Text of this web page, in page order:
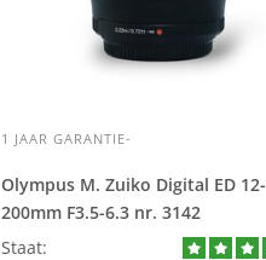
1 JAAR GARANTIE-
Olympus M. Zuiko Digital ED 12-
200mm F3.5-6.3 nr. 3142
Staat: